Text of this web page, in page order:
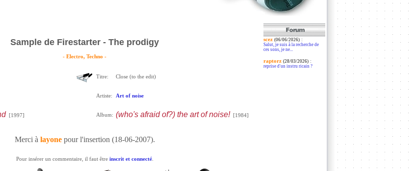
Sample de Firestarter - The prodigy
- Electro, Techno -
[1997]
Titre: Close (to the edit)
Artiste: Art of noise
Album: (who's afraid of?) the art of noise![1984]
Merci à layonepour l'insertion (18-06-2007).
Pour insérer un commentaire, il faut être inscrit et connecté.
scez (06/06/2026):
Salut, je suis à la recherche de
ces sons, je ne...
raptorz (28/03/2026):
reprise d'un instru ricain ?